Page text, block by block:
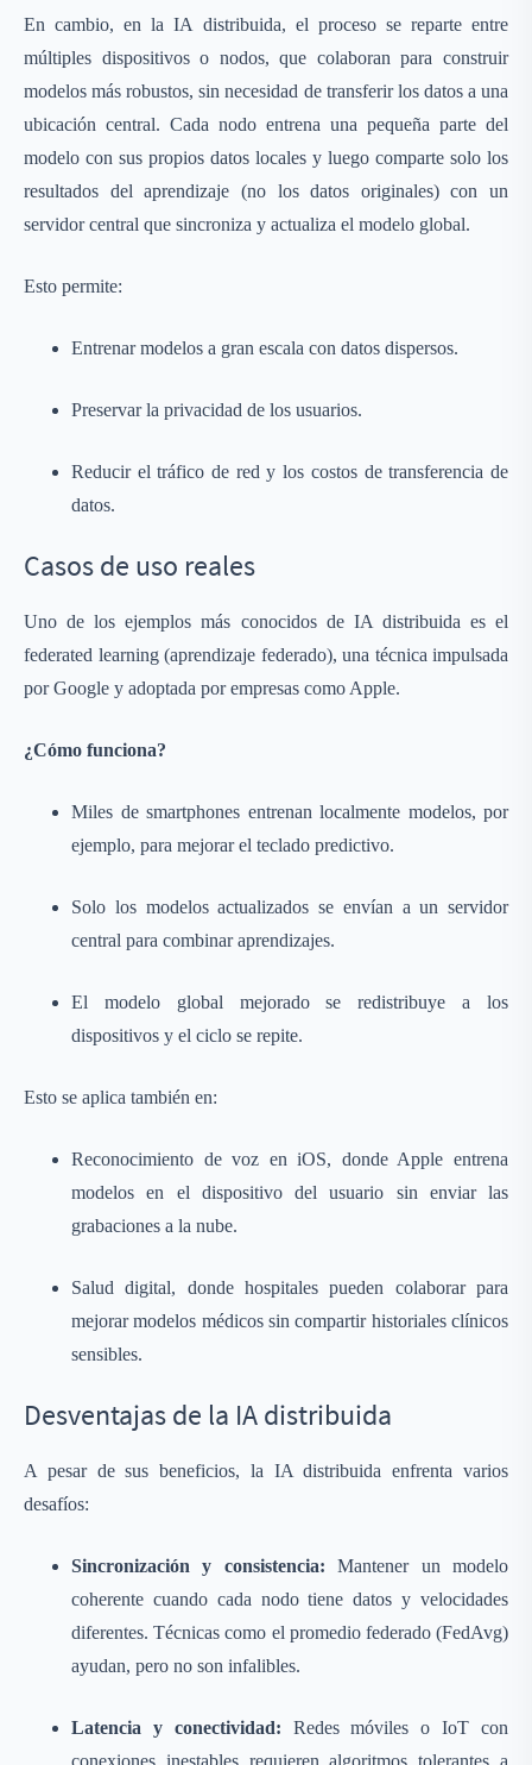
En cambio, en la IA distribuida, el proceso se reparte entre
múltiples dispositivos o nodos, que colaboran para construir
modelos más robustos, sin necesidad de transferir los datos a una
ubicación central. Cada nodo entrena una pequeña parte del
modelo con sus propios datos locales y luego comparte solo los
resultados del aprendizaje (no los datos originales) con un
servidor central que sincroniza y actualiza el modelo global.
Esto permite:
Entrenar modelos a gran escala con datos dispersos.
Preservar la privacidad de los usuarios.
Reducir el tráfico de red y los costos de transferencia de
datos.
Casos de uso reales
Uno de los ejemplos más conocidos de IA distribuida es el
federated learning (aprendizaje federado), una técnica impulsada
por Google y adoptada por empresas como Apple.
¿Cómo funciona?
Miles de smartphones entrenan localmente modelos, por
ejemplo, para mejorar el teclado predictivo.
Solo los modelos actualizados se envían a un servidor
central para combinar aprendizajes.
El modelo global mejorado se redistribuye a los
dispositivos y el ciclo se repite.
Esto se aplica también en:
Reconocimiento de voz en iOS, donde Apple entrena
modelos en el dispositivo del usuario sin enviar las
grabaciones a la nube.
Salud digital, donde hospitales pueden colaborar para
mejorar modelos médicos sin compartir historiales clínicos
sensibles.
Desventajas de la IA distribuida
A pesar de sus beneficios, la IA distribuida enfrenta varios
desafíos:
Sincronización y consistencia: Mantener un modelo
coherente cuando cada nodo tiene datos y velocidades
diferentes. Técnicas como el promedio federado (FedAvg)
ayudan, pero no son infalibles.
Latencia y conectividad: Redes móviles o IoT con
conexiones inestables requieren algoritmos tolerantes a